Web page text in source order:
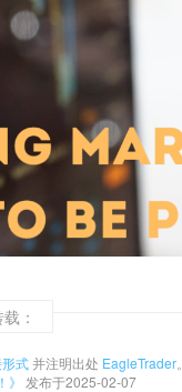
：
式并注明出处 EagleTrader。
》 发布于2025-02-07